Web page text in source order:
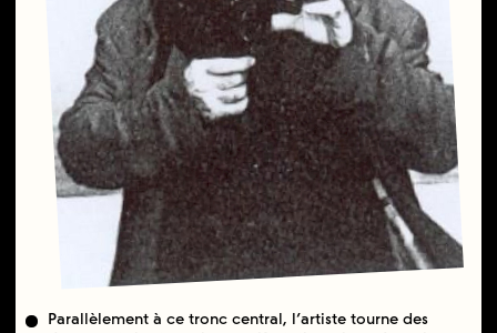
Parallèlement à ce tronc central, l’artiste tourne des